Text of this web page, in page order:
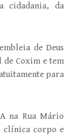
cidadania, da
de Deus
de Coxim e tem
para
na Rua Mário
clínica corpo e